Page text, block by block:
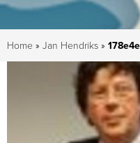
Home » Jan Hendriks »